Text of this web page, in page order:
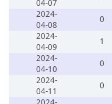
04-07
2024-
04-08
0
2024-
04-09
1
2024-
04-10
0
2024-
04-11
0